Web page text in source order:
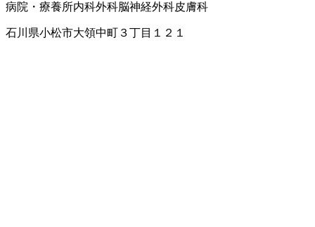
病院・療養所内科外科脳神経外科皮膚科
石川県小松市大領中町３丁目１２１